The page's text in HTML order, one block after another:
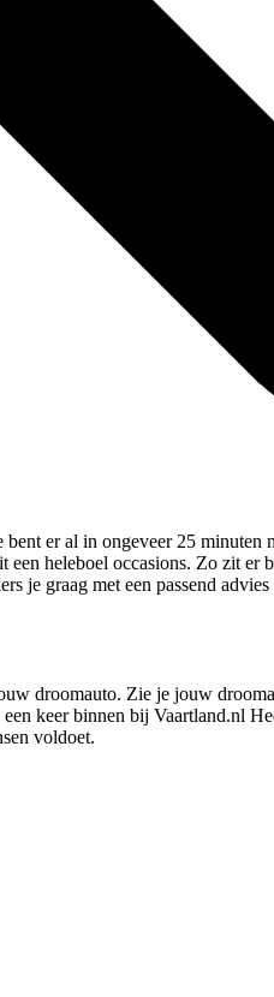
er al in ongeveer 25 minuten
heleboel occasions. Zo zit er
je graag met een passend
droomauto. Zie je jouw
keer binnen bij Vaartland.nl
voldoet.